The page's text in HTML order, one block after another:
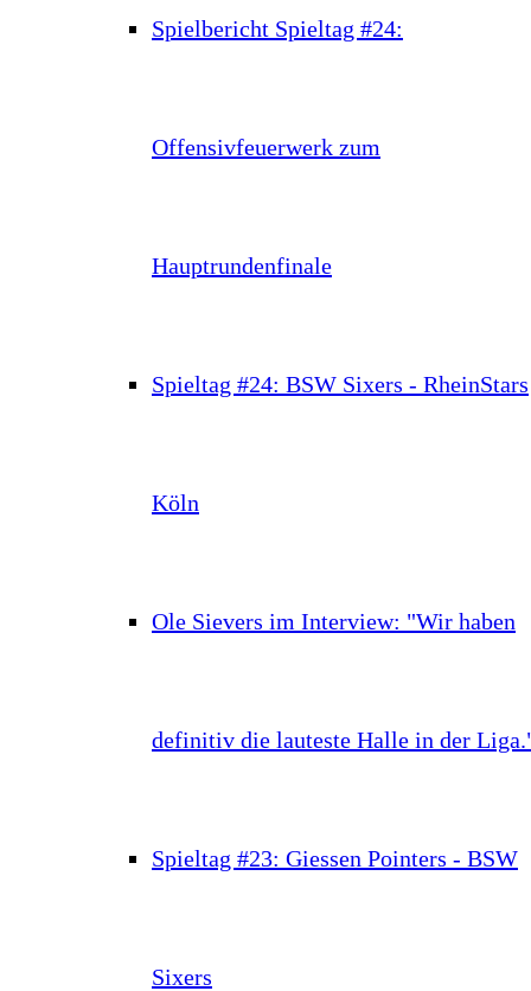
Spielbericht Spieltag #24:
Offensivfeuerwerk zum
Hauptrundenfinale
Spieltag #24: BSW Sixers - RheinStars
Köln
Ole Sievers im Interview: "Wir haben
definitiv die lauteste Halle in der
Spieltag #23: Giessen Pointers - BSW
Sixers